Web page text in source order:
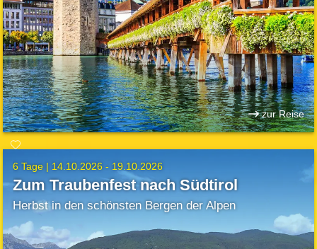
zur Reise
6 Tage | 14.10.2026 - 19.10.2026
Zum Traubenfest nach Südtirol
Herbst in den schönsten Bergen der Alpen